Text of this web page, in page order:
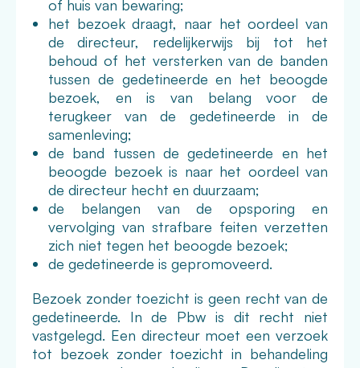
of huis van bewaring;
het bezoek draagt, naar het oordeel van
de directeur, redelijkerwijs bij tot het
behoud of het versterken van de banden
tussen de gedetineerde en het beoogde
bezoek, en is van belang voor de
terugkeer van de gedetineerde in de
samenleving;
de band tussen de gedetineerde en het
beoogde bezoek is naar het oordeel van
de directeur hecht en duurzaam;
de belangen van de opsporing en
vervolging van strafbare feiten verzetten
zich niet tegen het beoogde bezoek;
de gedetineerde is gepromoveerd.
Bezoek zonder toezicht is geen recht van de
gedetineerde. In de Pbw is dit recht niet
vastgelegd. Een directeur moet een verzoek
tot bezoek zonder toezicht in behandeling